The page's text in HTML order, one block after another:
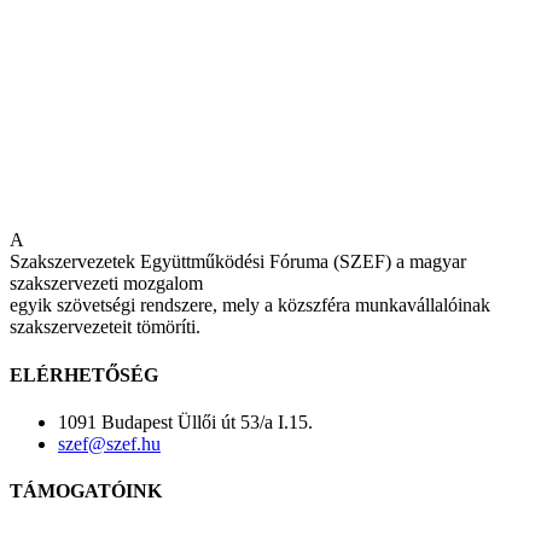
A
Szakszervezetek Együttműködési Fóruma (SZEF) a magyar
szakszervezeti mozgalom
egyik szövetségi rendszere, mely a közszféra munkavállalóinak
szakszervezeteit tömöríti.
ELÉRHETŐSÉG
1091 Budapest Üllői út 53/a I.15.
szef@szef.hu
TÁMOGATÓINK